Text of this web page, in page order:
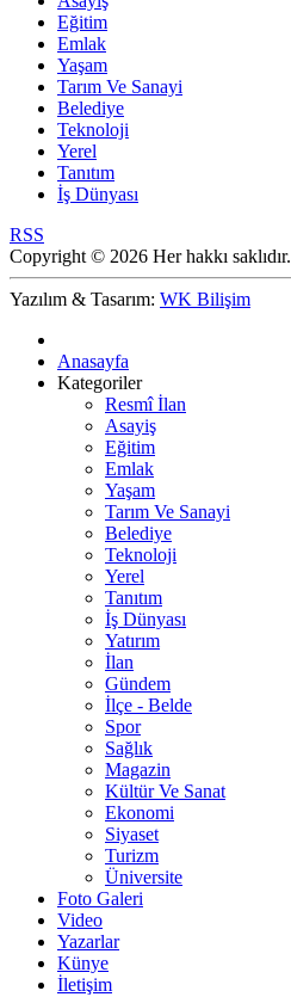
Eğitim
Emlak
Yaşam
Tarım Ve Sanayi
Belediye
Teknoloji
Yerel
Tanıtım
İş Dünyası
RSS
Copyright © 2026 Her hakkı saklıdır.
Yazılım & Tasarım: WK Bilişim
Anasayfa
Kategoriler
Resmî İlan
Asayiş
Eğitim
Emlak
Yaşam
Tarım Ve Sanayi
Belediye
Teknoloji
Yerel
Tanıtım
İş Dünyası
Yatırım
İlan
Gündem
İlçe - Belde
Spor
Sağlık
Magazin
Kültür Ve Sanat
Ekonomi
Siyaset
Turizm
Üniversite
Foto Galeri
Video
Yazarlar
Künye
İletişim